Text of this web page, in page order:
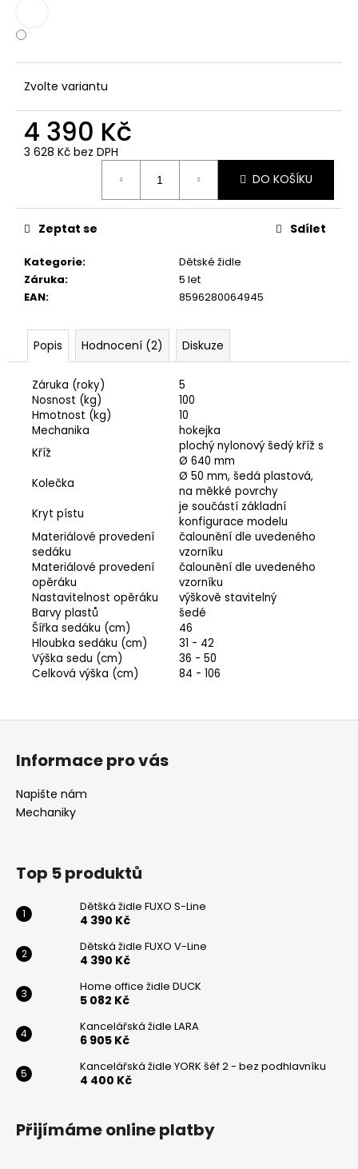
Zvolte variantu
4 390 Kč
3 628 Kč bez DPH
DO KOŠÍKU
Kategorie:
Dětské židle
Záruka:
5 let
EAN: 8596280064945
Zeptat se Sdílet
Popis Hodnocení (2) Diskuze
Záruka (roky)
5
Nosnost (kg)
100
Hmotnost (kg)
10
Mechanika
hokejka
Kříž
plochý nylonový šedý kříž s
Ø 640 mm
Kolečka
Ø 50 mm, šedá plastová,
na měkké povrchy
Kryt pístu
je součástí základní
konfigurace modelu
Materiálové provedení
sedáku
čalounění dle uvedeného
vzorníku
Materiálové provedení
opěráku
čalounění dle uvedeného
vzorníku
Nastavitelnost opěráku
výškově stavitelný
Barvy plastů
šedé
Šířka sedáku (cm)
46
Hloubka sedáku (cm)
31 - 42
Výška sedu (cm)
36 - 50
Celková výška (cm)
84 - 106
Z
Informace pro vás
Napište nám
Mechaniky
Top 5 produktů
Dětšká židle FUXO S-Line
4 390 Kč
Dětská židle FUXO V-Line
4 390 Kč
Home office židle DUCK
5 082 Kč
Kancelářská židle LARA
6 905 Kč
Kancelářská židle YORK šéf 2 - bez podhlavníku
4 400 Kč
Přijímáme online platby